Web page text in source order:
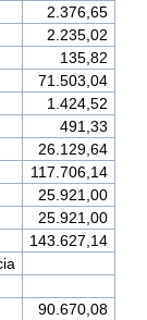
2.376,65
2.235,02
135,82
71.503,04
1.424,52
491,33
26.129,64
117.706,14
25.921,00
25.921,00
143.627,14
90.670,08